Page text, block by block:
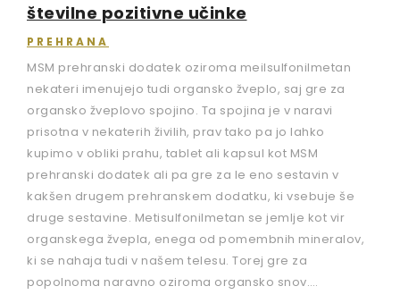
številne pozitivne učinke
PREHRANA
MSM prehranski dodatek oziroma meilsulfonilmetan
nekateri imenujejo tudi organsko žveplo, saj gre za
organsko žveplovo spojino. Ta spojina je v naravi
prisotna v nekaterih živilih, prav tako pa jo lahko
kupimo v obliki prahu, tablet ali kapsul kot MSM
prehranski dodatek ali pa gre za le eno sestavin v
kakšen drugem prehranskem dodatku, ki vsebuje še
druge sestavine. Metisulfonilmetan se jemlje kot vir
organskega žvepla, enega od pomembnih mineralov,
ki se nahaja tudi v našem telesu. Torej gre za
popolnoma naravno oziroma organsko snov.…